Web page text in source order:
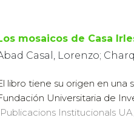
mosaicos de Casa
Casal, Lorenzo;
libro tiene su origen en
Universitaria de
Institucionals UA,